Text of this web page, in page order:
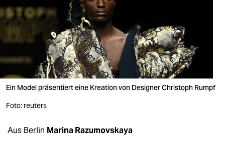
nord
wahrheit
verlag
verlag
Ein Model präsentiert eine Kreation von Designer Christoph Rumpf
Foto: reuters
Aus Berlin Marina Razumovskaya